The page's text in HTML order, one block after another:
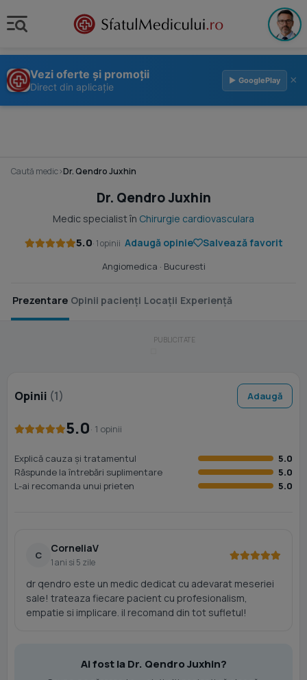
Vezi oferte și promoții
Direct din aplicație
▶ GooglePlay ×
Caută medic›Dr. Qendro Juxhin
Dr. Qendro Juxhin
Medic specialist în Chirurgie cardiovasculara
5.0· 1 opinii Adaugă opinie Salvează favorit
Angiomedica · Bucuresti
Prezentare Opinii pacienți Locații Experiență
Opinii (1) Adaugă
5.0· 1 opinii
Explică cauza și tratamentul
5.0
Răspunde la întrebări suplimentare
5.0
L-ai recomanda unui prieten
5.0
C
CorneliaV
1 ani si 5 zile
dr qendro este un medic dedicat cu adevarat meseriei
sale! trateaza fiecare pacient cu profesionalism,
empatie si implicare. il recomand din tot sufletul!
Ai fost la Dr. Qendro Juxhin?